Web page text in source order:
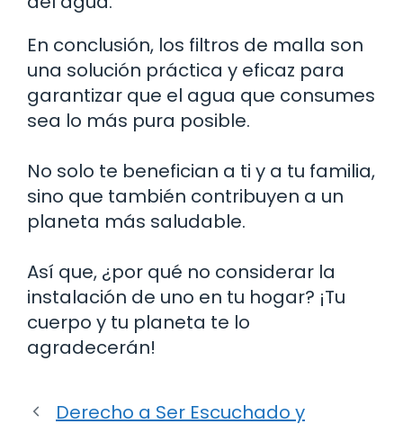
En conclusión, los filtros de malla son
una solución práctica y eficaz para
garantizar que el agua que consumes
sea lo más pura posible.
No solo te benefician a ti y a tu familia,
sino que también contribuyen a un
planeta más saludable.
Así que, ¿por qué no considerar la
instalación de uno en tu hogar? ¡Tu
cuerpo y tu planeta te lo
agradecerán!
Derecho a Ser Escuchado y